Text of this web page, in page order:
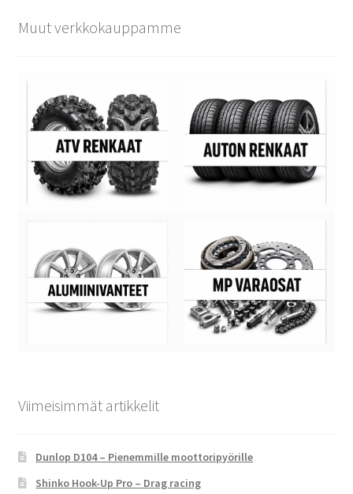
Muut verkkokauppamme
Viimeisimmät artikkelit
Dunlop D104 – Pienemmille moottoripyörille
Shinko Hook-Up Pro – Drag racing